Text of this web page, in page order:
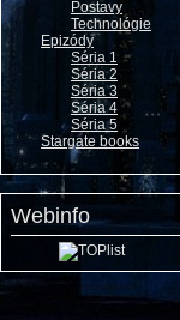
Postavy
Technológie
Epizódy
Séria 1
Séria 2
Séria 3
Séria 4
Séria 5
Stargate books
Webinfo